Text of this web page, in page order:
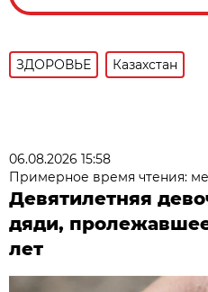
ЗДОРОВЬЕ Казахстан
06.08.2026 15:58
Примерное время чтения:
Девятилетняя
дяди,
лет